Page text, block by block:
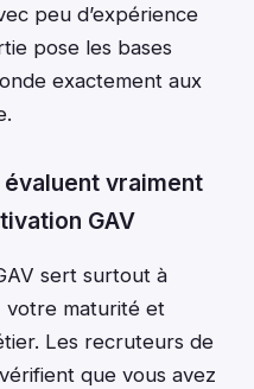
peu d’expérience
pose les bases
exactement aux
vraiment
GAV
sert surtout à
votre maturité et
Les recruteurs de
que vous avez